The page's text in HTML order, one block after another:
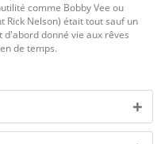
comme Bobby Vee ou
Rick Nelson) était tout sauf un
donné vie aux rêves
de temps.